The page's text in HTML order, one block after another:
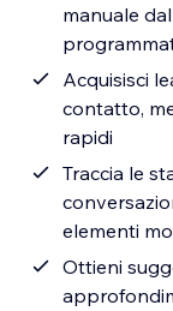
manuale
Acquisisci
contatto,
rapidi
Traccia le
elementi
Ottieni